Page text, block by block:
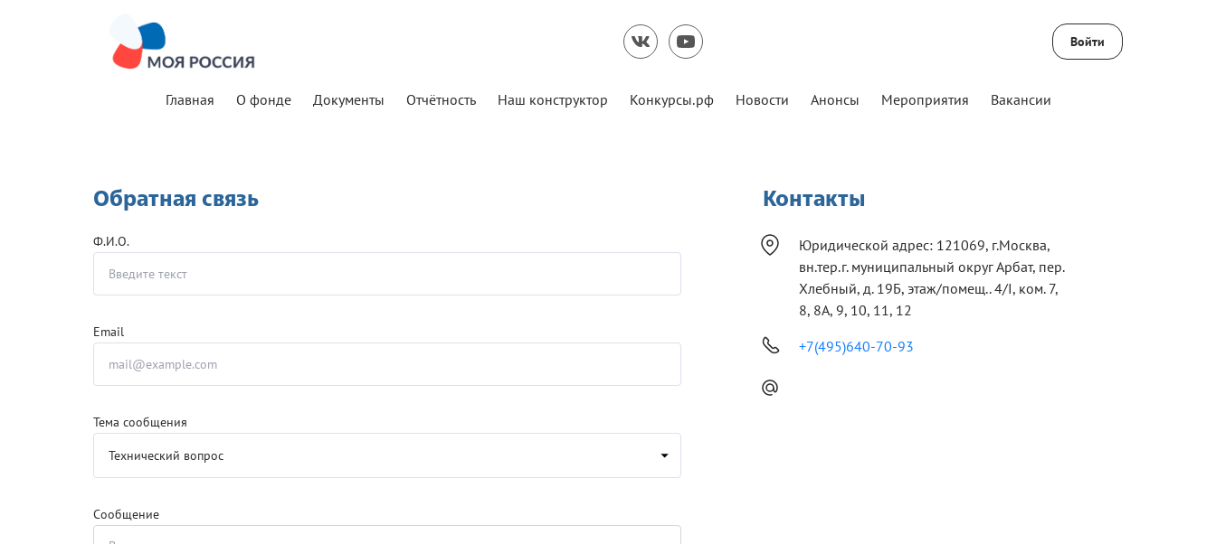
Войти
Главная О фонде Документы Отчётность Наш конструктор Конкурсы.рф Новости Анонсы Мероприятия Вакансии
Обратная связь
Ф.И.О.
Email
Тема сообщения
Сообщение
Контакты
Юридической адрес: 121069, г.Москва,
вн.тер.г. муниципальный округ Арбат, пер.
Хлебный, д. 19Б, этаж/помещ.. 4/I, ком. 7,
8, 8А, 9, 10, 11, 12
+7(495)640-70-93